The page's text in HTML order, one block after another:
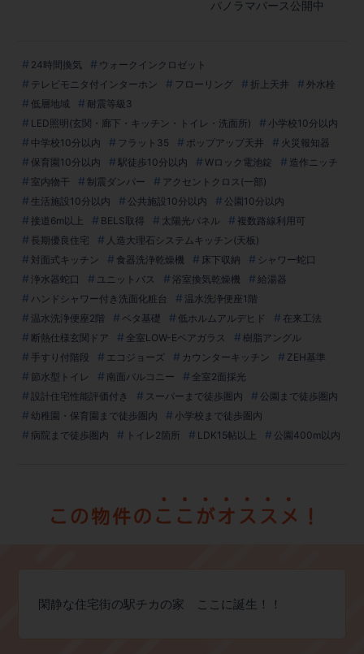
24時間換気
ウォークインクロゼット
テレビモニタ付インターホン
フローリング 折上天井
外水栓
低層地域
耐震等級3
LED照明(玄関・廊下・キッチン・トイレ・洗面所)
小学校10分以内
中学校10分以内
フラット35 ポップアップ天井
火災報知器
保育園10分以内
駅徒歩10分以内 Wロック電池錠
造作ニッチ
室内物干
制震ダンパー
アクセントクロス(一部)
生活施設10分以内
公共施設10分以内
公園10分以内
接道6m以上
BELS取得 太陽光パネル
複数路線利用可
長期優良住宅
人造大理石システムキッチン(天板)
対面式キッチン
食器洗浄乾燥機 床下収納
シャワー蛇口
浄水器蛇口
ユニットバス 浴室換気乾燥機
給湯器
ハンドシャワー付き洗面化粧台
温水洗浄便座1階
温水洗浄便座2階
ベタ基礎 低ホルムアルデヒド
在来工法
断熱仕様玄関ドア
全室LOW-Eペアガラス
樹脂アングル
手すり付階段
エコジョーズ カウンターキッチン
ZEH基準
節水型トイレ
南面バルコニー
全室2面採光
設計住宅性能評価付き
スーパーまで徒歩圏内
公園まで徒歩圏内
幼稚園・保育園まで徒歩圏内
小学校まで徒歩圏内
病院まで徒歩圏内
トイレ2箇所 LDK15帖以上 公園400m以内
パノラマパース公開中
閑静な住宅街の駅チカの家 ここに誕生！！